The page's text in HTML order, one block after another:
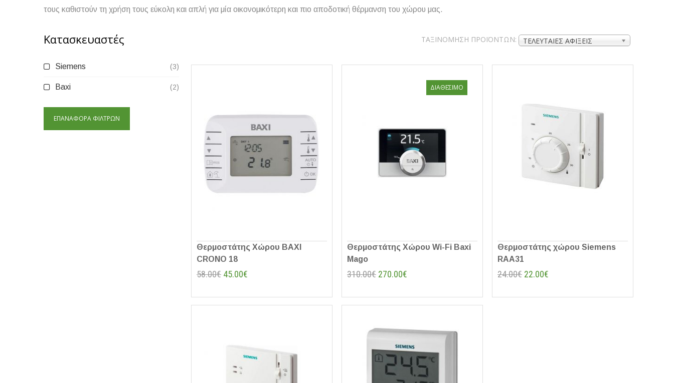
τους καθιστούν τη χρήση τους εύκολη και απλή για μία οικονομικότερη και πιο αποδοτική θέρμανση του χώρου μας.
ΤΑΞΙΝΌΜΗΣΗ ΠΡΟΪΌΝΤΩΝ: ΤΕΛΕΥΤΑΊΕΣ ΑΦΊΞΕΙΣ
Θερμοστάτης Χώρου BAXI
CRONO 18
58.00€ 45.00€
ΔΙΑΘΈΣΙΜΟ
Θερμοστάτης Χώρου Wi-Fi Baxi
Mago
310.00€ 270.00€
Θερμοστάτης χώρου Siemens
RAA31
24.00€ 22.00€
Κατασκευαστές
Siemens (3)
Baxi (2)
ΕΠΑΝΑΦΟΡΆ ΦΊΛΤΡΩΝ